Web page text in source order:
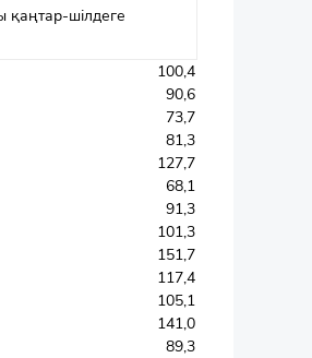
шілдеге
100,4
90,6
73,7
81,3
127,7
68,1
91,3
101,3
151,7
117,4
105,1
141,0
89,3